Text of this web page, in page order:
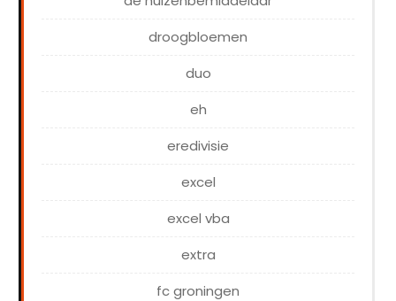
droogbloemen
duo
eh
eredivisie
excel
excel vba
extra
fc groningen